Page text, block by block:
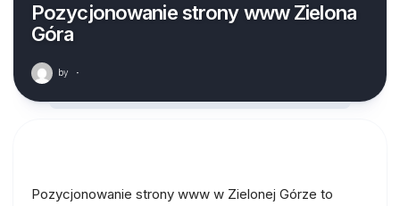
Pozycjonowanie strony www Zielona
Góra
by ·
Pozycjonowanie strony www w Zielonej Górze to